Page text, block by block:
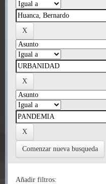
Comenzar nueva busqueda
Añadir filtros: